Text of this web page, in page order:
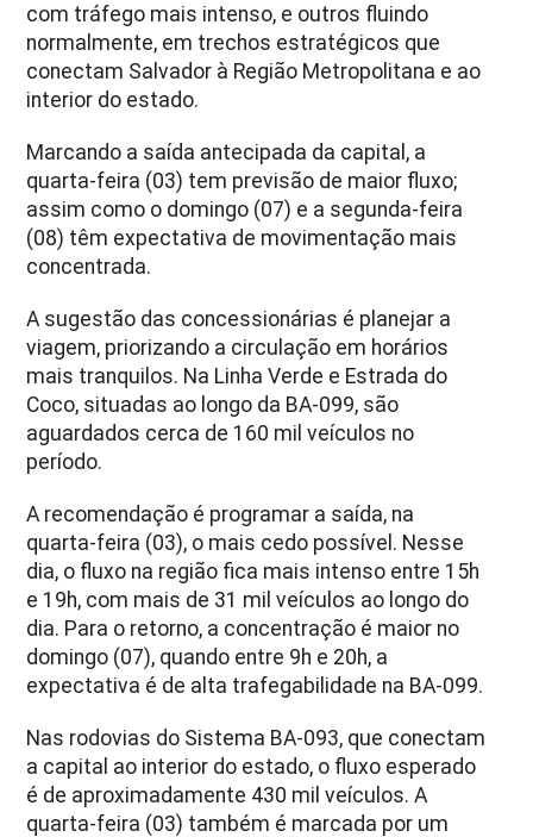
com tráfego mais intenso, e outros fluindo
normalmente, em trechos estratégicos que
conectam Salvador à Região Metropolitana e ao
interior do estado.
Marcando a saída antecipada da capital, a
quarta-feira (03) tem previsão de maior fluxo;
assim como o domingo (07) e a segunda-feira
(08) têm expectativa de movimentação mais
concentrada.
A sugestão das concessionárias é planejar a
viagem, priorizando a circulação em horários
mais tranquilos. Na Linha Verde e Estrada do
Coco, situadas ao longo da BA-099, são
aguardados cerca de 160 mil veículos no
período.
A recomendação é programar a saída, na
quarta-feira (03), o mais cedo possível. Nesse
dia, o fluxo na região fica mais intenso entre 15h
e 19h, com mais de 31 mil veículos ao longo do
dia. Para o retorno, a concentração é maior no
domingo (07), quando entre 9h e 20h, a
expectativa é de alta trafegabilidade na BA-099.
Nas rodovias do Sistema BA-093, que conectam
a capital ao interior do estado, o fluxo esperado
é de aproximadamente 430 mil veículos. A
quarta-feira (03) também é marcada por um